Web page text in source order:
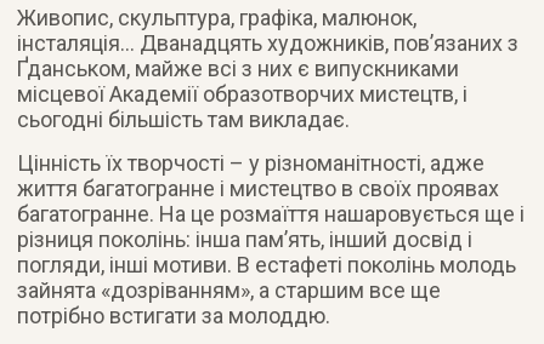
Живопис, скульптура, графіка, малюнок,
інсталяція… Дванадцять художників, пов’язаних з
Ґданськом, майже всі з них є випускниками
місцевої Академії образотворчих мистецтв, і
сьогодні більшість там викладає.
Цінність їх творчості – у різноманітності, адже
життя багатогранне і мистецтво в своїх проявах
багатогранне. На це розмаїття нашаровується ще і
різниця поколінь: інша пам’ять, інший досвід і
погляди, інші мотиви. В естафеті поколінь молодь
зайнята «дозріванням», а старшим все ще
потрібно встигати за молоддю.